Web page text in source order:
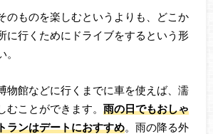
のものを楽しむというよりも、どこか
に行くためにドライブをするという形
物館などに行くまでに車を使えば、濡
ことができます。 雨の日でもおしゃ
ランはデートにおすすめ。雨の降る外